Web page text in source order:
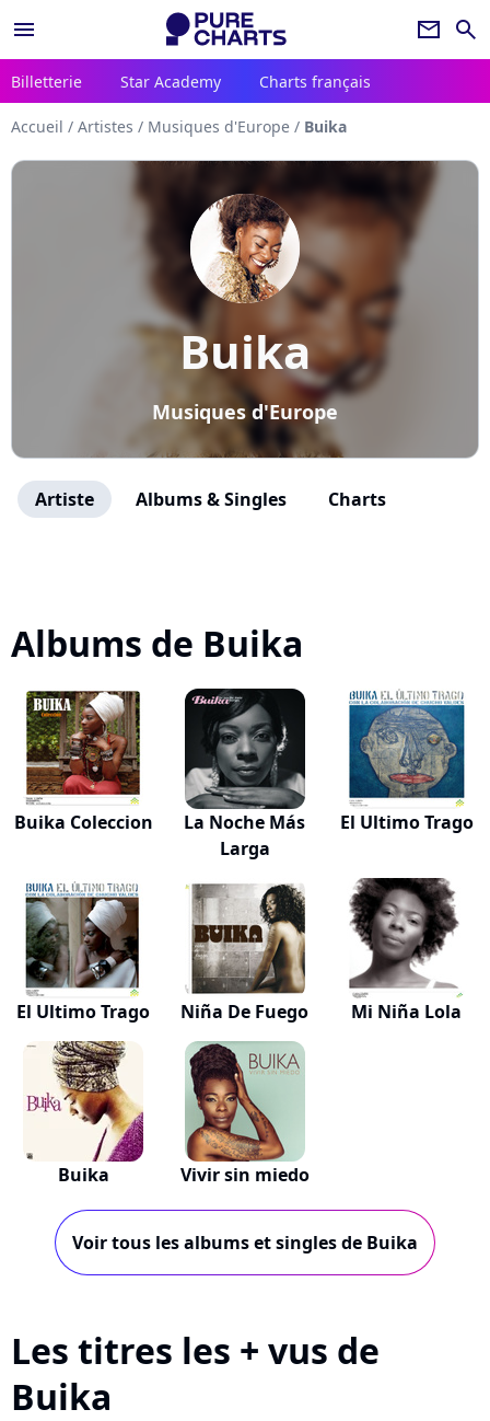
menu newsletter search
Billetterie Star Academy Charts français
Accueil / Artistes / Musiques d'Europe / Buika
Buika
Musiques d'Europe
Artiste Albums & Singles Charts
Albums de Buika
Buika Coleccion
La Noche Más
Larga
El Ultimo Trago
El Ultimo Trago Niña De Fuego Mi Niña Lola
Buika Vivir sin miedo
Voir tous les albums et singles de Buika
Les titres les + vus de
Buika